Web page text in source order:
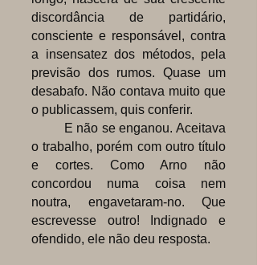
discordância de partidário,
consciente e responsável, contra
a insensatez dos métodos, pela
previsão dos rumos. Quase um
desabafo. Não contava muito que
o publicassem, quis conferir.
E não se enganou. Aceitava
o trabalho, porém com outro título
e cortes. Como Arno não
concordou numa coisa nem
noutra, engavetaram-no. Que
escrevesse outro! Indignado e
ofendido, ele não deu resposta.